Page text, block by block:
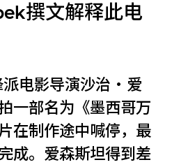
撰文解释此电
电影导演沙治‧爱
一部名为《墨西哥万
在制作途中喊停，最
成。爱森斯坦得到差